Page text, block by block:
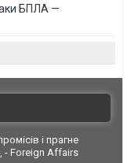
БПЛА —
і прагне
- Foreign Affairs